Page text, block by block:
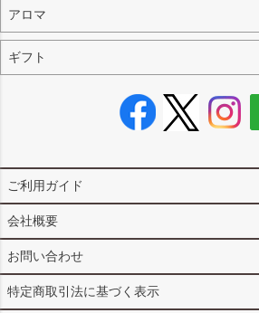
アロマ
ギフト
ご利用ガイド
会社概要
お問い合わせ
特定商取引法に基づく表示